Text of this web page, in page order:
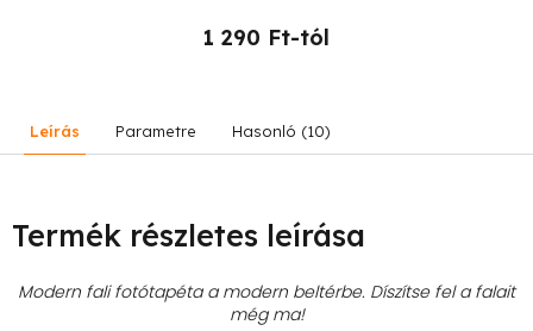
1 290 Ft-tól
Leírás Parametre Hasonló (10)
Termék részletes leírása
Modern fali fotótapéta a modern beltérbe. Díszítse fel a falait
még ma!